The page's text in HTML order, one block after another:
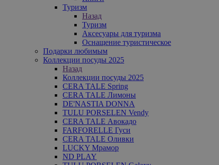
Туризм
Назад
Туризм
Аксесуары для туризма
Оснащение туристическое
Подарки любимым
Коллекции посуды 2025
Назад
Коллекции посуды 2025
CERA TALE Spring
CERA TALE Лимоны
DE'NASTIA DONNA
TULU PORSELEN Vendy
CERA TALE Авокадо
FARFORELLE Гуси
CERA TALE Оливки
LUCKY Мрамор
ND PLAY